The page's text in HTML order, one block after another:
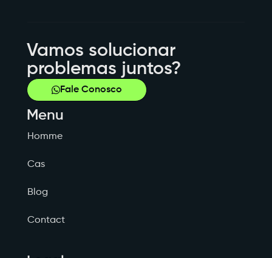
Vamos solucionar
problemas juntos?
Fale Conosco
Menu
Homme
Cas
Blog
Contact